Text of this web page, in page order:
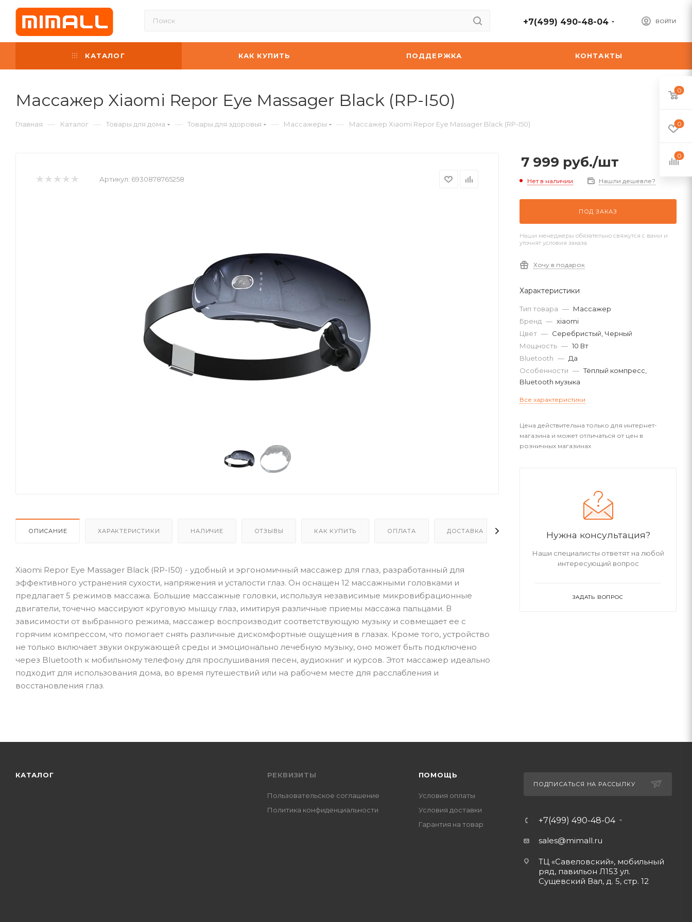
ВОЙТИ
+7(499) 490-48-04
КАТАЛОГ КАК КУПИТЬ ПОДДЕРЖКА КОНТАКТЫ
Массажер Xiaomi Repor Eye Massager Black (RP-I50)
Главная — Каталог — Товары для дома — Товары для здоровья — Массажеры — Массажер Xiaomi Repor Eye Massager Black (RP-I50)
Артикул: 6930878765258
ОПИСАНИЕ ХАРАКТЕРИСТИКИ НАЛИЧИЕ ОТЗЫВЫ КАК КУПИТЬ ОПЛАТА ДОСТАВКА ДОПОЛНИТЕЛЬНО
Xiaomi Repor Eye Massager Black (RP-I50) - удобный и эргономичный массажер для глаз, разработанный для
эффективного устранения сухости, напряжения и усталости глаз. Он оснащен 12 массажными головками и
предлагает 5 режимов массажа. Большие массажные головки, используя независимые микровибрационные
двигатели, точечно массируют круговую мышцу глаз, имитируя различные приемы массажа пальцами. В
зависимости от выбранного режима, массажер воспроизводит соответствующую музыку и совмещает ее с
горячим компрессом, что помогает снять различные дискомфортные ощущения в глазах. Кроме того, устройство
не только включает звуки окружающей среды и эмоционально лечебную музыку, оно может быть подключено
через Bluetooth к мобильному телефону для прослушивания песен, аудиокниг и курсов. Этот массажер идеально
подходит для использования дома, во время путешествий или на рабочем месте для расслабления и
восстановления глаз.
7 999 руб./шт
Нет в наличии Нашли дешевле?
ПОД ЗАКАЗ
Наши менеджеры обязательно свяжутся с вами и
уточнят условия заказа
Хочу в подарок
Характеристики
Тип товара — Массажер
Бренд — xiaomi
Цвет — Серебристый, Черный
Мощность — 10 Вт
Bluetooth — Да
Особенности — Тёплый компресс,
Bluetooth музыка
Все характеристики
Цена действительна только для интернет-
магазина и может отличаться от цен в
розничных магазинах
Нужна консультация?
Наши специалисты ответят на любой
интересующий вопрос
ЗАДАТЬ ВОПРОС
КАТАЛОГ РЕКВИЗИТЫ
Пользовательское соглашение
Политика конфиденциальности
ПОМОЩЬ
Условия оплаты
Условия доставки
Гарантия на товар
ПОДПИСАТЬСЯ НА РАССЫЛКУ
+7(499) 490-48-04
sales@mimall.ru
ТЦ «Савеловский», мобильный
ряд, павильон Л153 ул.
Сущевский Вал, д. 5, стр. 12
0
0
0